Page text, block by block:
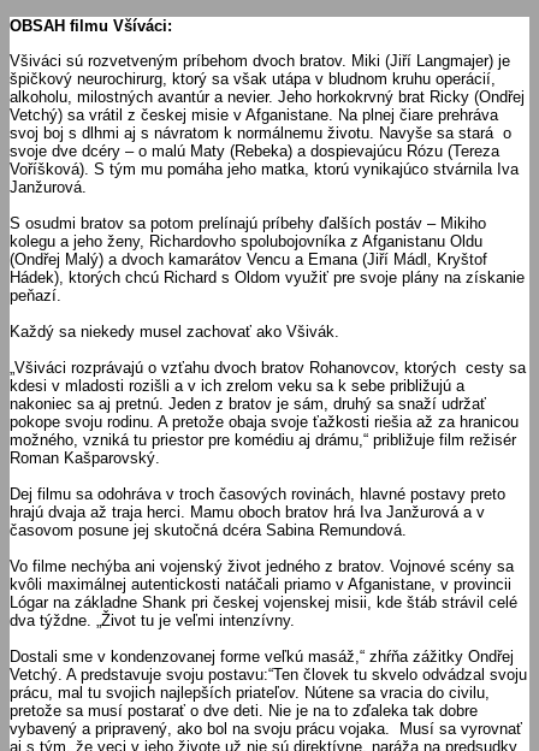
OBSAH filmu Všíváci:
Všiváci sú rozvetveným príbehom dvoch bratov. Miki (Jiří Langmajer) je
špičkový neurochirurg, ktorý sa však utápa v bludnom kruhu operácií,
alkoholu, milostných avantúr a nevier. Jeho horkokrvný brat Ricky (Ondřej
Vetchý) sa vrátil z českej misie v Afganistane. Na plnej čiare prehráva
svoj boj s dlhmi aj s návratom k normálnemu životu. Navyše sa stará o
svoje dve dcéry – o malú Maty (Rebeka) a dospievajúcu Rózu (Tereza
Voříšková). S tým mu pomáha jeho matka, ktorú vynikajúco stvárnila Iva
Janžurová.
S osudmi bratov sa potom prelínajú príbehy ďalších postáv – Mikiho
kolegu a jeho ženy, Richardovho spolubojovníka z Afganistanu Oldu
(Ondřej Malý) a dvoch kamarátov Vencu a Emana (Jiří Mádl, Kryštof
Hádek), ktorých chcú Richard s Oldom využiť pre svoje plány na získanie
peňazí.
Každý sa niekedy musel zachovať ako Všivák.
„Všiváci rozprávajú o vzťahu dvoch bratov Rohanovcov, ktorých cesty sa
kdesi v mladosti rozišli a v ich zrelom veku sa k sebe približujú a
nakoniec sa aj pretnú. Jeden z bratov je sám, druhý sa snaží udržať
pokope svoju rodinu. A pretože obaja svoje ťažkosti riešia až za hranicou
možného, vzniká tu priestor pre komédiu aj drámu,“ približuje film režisér
Roman Kašparovský.
Dej filmu sa odohráva v troch časových rovinách, hlavné postavy preto
hrajú dvaja až traja herci. Mamu oboch bratov hrá Iva Janžurová a v
časovom posune jej skutočná dcéra Sabina Remundová.
Vo filme nechýba ani vojenský život jedného z bratov. Vojnové scény sa
kvôli maximálnej autentickosti natáčali priamo v Afganistane, v provincii
Lógar na základne Shank pri českej vojenskej misii, kde štáb strávil celé
dva týždne. „Život tu je veľmi intenzívny.
Dostali sme v kondenzovanej forme veľkú masáž,“ zhŕňa zážitky Ondřej
Vetchý. A predstavuje svoju postavu:“Ten človek tu skvelo odvádzal svoju
prácu, mal tu svojich najlepších priateľov. Nútene sa vracia do civilu,
pretože sa musí postarať o dve deti. Nie je na to zďaleka tak dobre
vybavený a pripravený, ako bol na svoju prácu vojaka. Musí sa vyrovnať
aj s tým, že veci v jeho živote už nie sú direktívne, naráža na predsudky